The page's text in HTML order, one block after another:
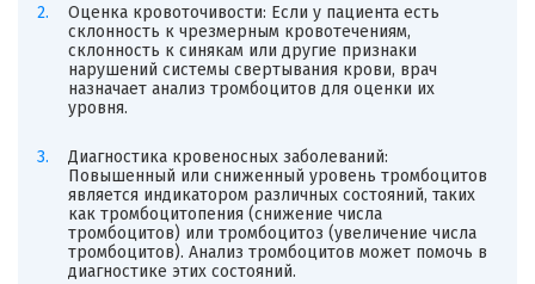
Оценка кровоточивости: Если у пациента есть
склонность к чрезмерным кровотечениям,
склонность к синякам или другие признаки
нарушений системы свертывания крови, врач
назначает анализ тромбоцитов для оценки их
уровня.
Диагностика кровеносных заболеваний:
Повышенный или сниженный уровень тромбоцитов
является индикатором различных состояний, таких
как тромбоцитопения (снижение числа
тромбоцитов) или тромбоцитоз (увеличение числа
тромбоцитов). Анализ тромбоцитов может помочь в
диагностике этих состояний.